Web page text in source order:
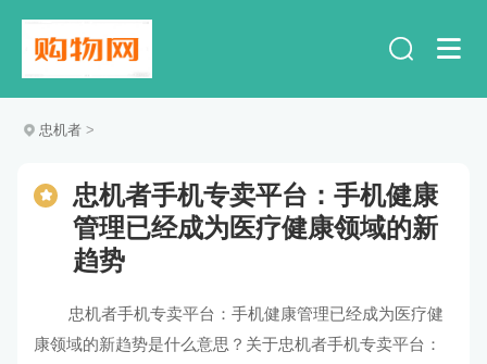
忠机者 >
忠机者手机专卖平台：手机健康
管理已经成为医疗健康领域的新
趋势
忠机者手机专卖平台：手机健康管理已经成为医疗健
康领域的新趋势是什么意思？关于忠机者手机专卖平台：